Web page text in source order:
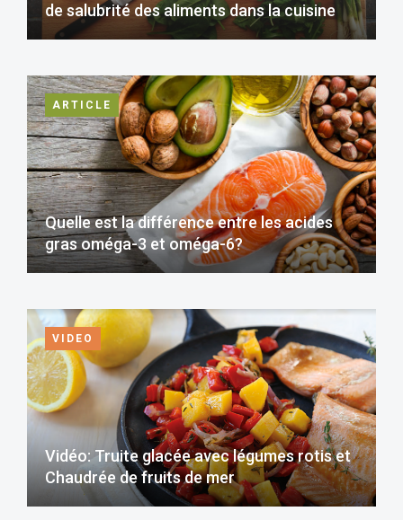
de salubrité des aliments dans la cuisine
ARTICLE
Quelle est la différence entre les acides
gras oméga-3 et oméga-6?
VIDEO
Vidéo: Truite glacée avec légumes rotis et
Chaudrée de fruits de mer